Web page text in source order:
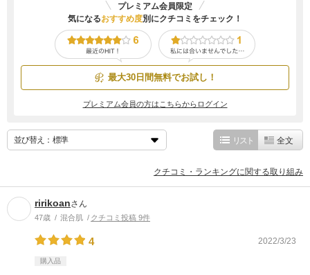
プレミアム会員限定
気になるおすすめ度別にクチコミをチェック！
最大30日間無料でお試し！
プレミアム会員の方はこちらからログイン
並び替え： リスト 全文
クチコミ・ランキングに関する取り組み
ririkoanさん
47歳 混合肌 クチコミ投稿 9件
4 2022/3/23
購入品